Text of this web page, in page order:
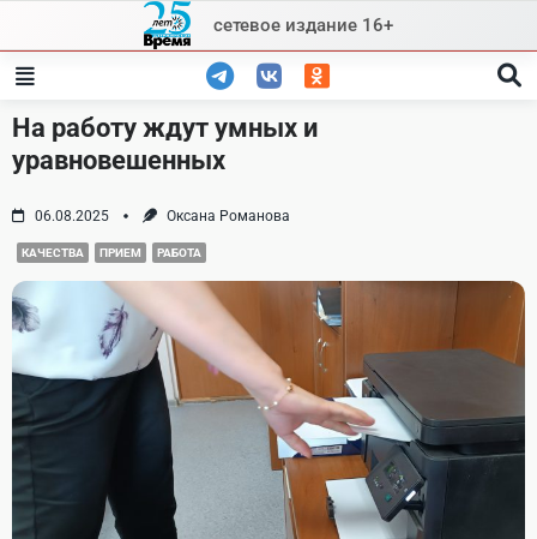
content
сетевое издание 16+
На работу ждут умных и
уравновешенных
06.08.2025 Оксана Романова
КАЧЕСТВА ПРИЕМ РАБОТА